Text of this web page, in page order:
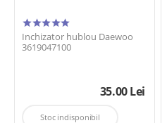
Whirlpool
Zanussi
Inchizator hublou Daewoo
3619047100
35.00Lei
Stoc indisponibil